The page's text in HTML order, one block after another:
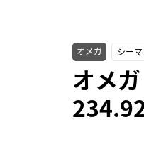
オメガ シー
オメ